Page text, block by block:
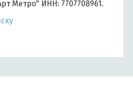
Метро" ИНН: 7707708961.